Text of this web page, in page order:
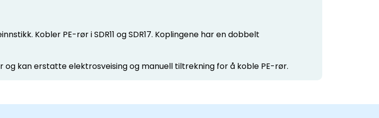
Kobler PE-rør i SDR11 og SDR17. Koplingene har en dobbelt
og kan erstatte elektrosveising og manuell tiltrekning for å koble PE-rør.